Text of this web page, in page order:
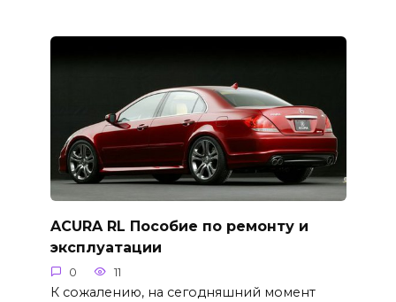
ACURA RL Пособие по ремонту и
эксплуатации
0 11
К сожалению, на сегодняшний момент